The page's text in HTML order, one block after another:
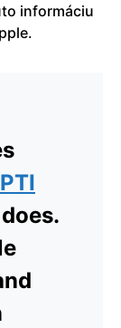
informáciu